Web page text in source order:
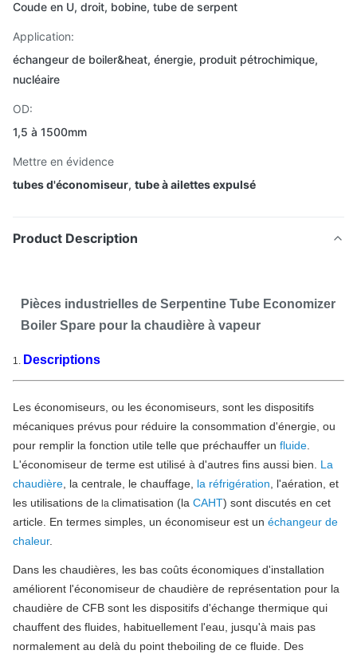
Coude en U, droit, bobine, tube de serpent
Application:
échangeur de boiler&heat, énergie, produit pétrochimique,
nucléaire
OD:
1,5 à 1500mm
Mettre en évidence
tubes d'économiseur, tube à ailettes expulsé
Product Description
Pièces industrielles de Serpentine Tube Economizer
Boiler Spare pour la chaudière à vapeur
1. Descriptions
Les économiseurs, ou les économiseurs, sont les dispositifs
mécaniques prévus pour réduire la consommation d'énergie, ou
pour remplir la fonction utile telle que préchauffer un fluide
L'économiseur de terme est utilisé à d'autres fins aussi bien. La
chaudière , la centrale, le chauffage, la réfrigération , l'aération, et
les utilisations de la climatisation (la CAHT) sont discutés en cet
article. En termes simples, un économiseur est un échangeur de
chaleur.
Dans les chaudières, les bas coûts économiques d'installation
améliorent l'économiseur de chaudière de représentation pour la
chaudière de CFB sont les dispositifs d'échange thermique qui
chauffent des fluides, habituellement l'eau, jusqu'à mais pas
normalement au delà du point theboiling de ce fluide. Des